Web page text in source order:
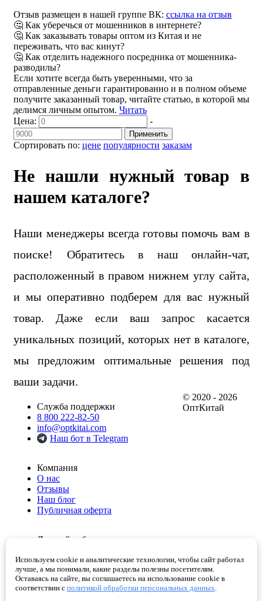
Отзыв размещен в нашей группе ВК: ссылка на отзыв
🤔 Как уберечься от мошенников в интернете?
🤔 Как заказывать товары оптом из Китая и не
переживать, что вас кинут?
🤔 Как отделить надежного посредника от мошенника-
разводилы?
Если хотите всегда быть уверенными, что за
отправленные деньги гарантированно и в полном объеме
получите заказанный товар, читайте статью, в которой мы
делимся личным опытом. Читать
Сортировать по: цене популярности заказам
Цена: -
Применить
Не нашли нужный товар в
нашем каталоге?
Наши менеджеры всегда готовы помочь вам в
поиске! Обратитесь в наш онлайн-чат,
расположенный в правом нижнем углу сайта,
и мы оперативно подберем для вас нужный
товар. Даже если ваш запрос касается
уникальных позиций, которых нет в каталоге,
мы предложим оптимальные решения под
ваши задачи.
Служба поддержки
8 800 222-82-50
info@optkitai.com
Наш бот в Telegram
Компания
О нас
Отзывы
Наш блог
Публичная оферта
Личный кабинет
Избранное
Корзина
Проверенные поставщики
© 2020 - 2026
ОптКитай
Используем cookie и аналитические технологии, чтобы сайт работал
лучше, а мы понимали, какие разделы полезны посетителям.
Оставаясь на сайте, вы соглашаетесь на использование cookie в
соответствии с политикой обработки персональных данных.